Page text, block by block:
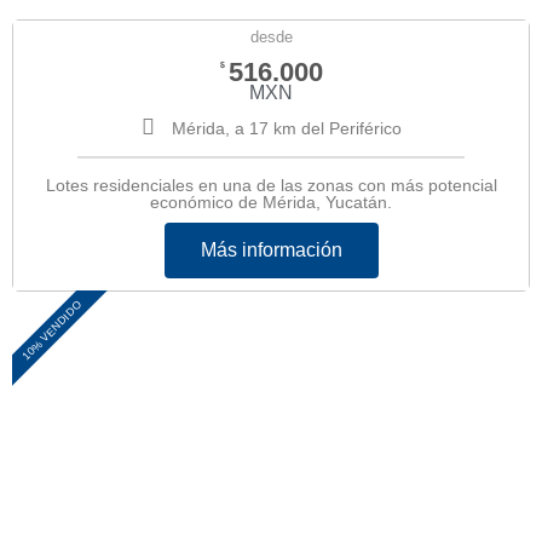
desde
$ 516.000
MXN
Mérida, a 17 km del Periférico
Lotes residenciales en una de las zonas con más potencial
económico de Mérida, Yucatán.
Más información
10% VENDIDO